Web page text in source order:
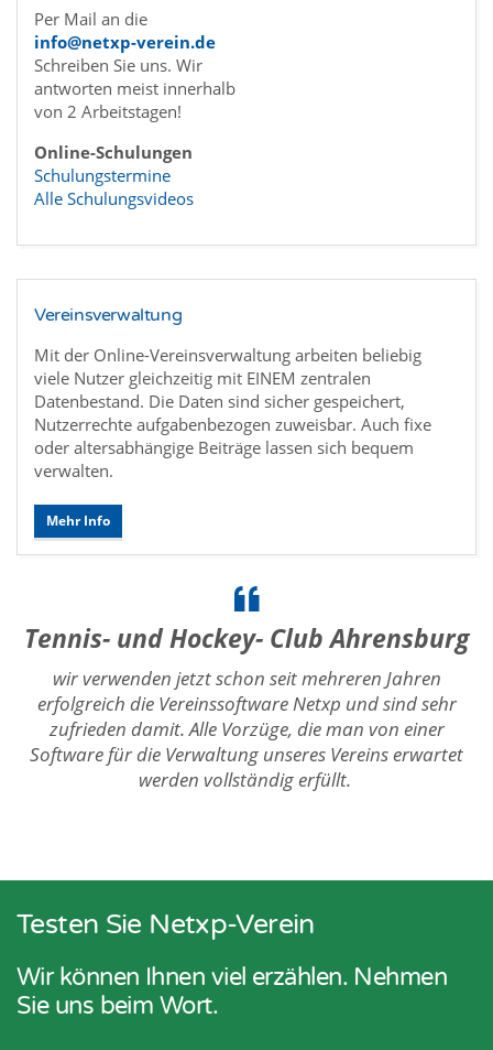
Per Mail an die
info@netxp-verein.de
Schreiben Sie uns. Wir
antworten meist innerhalb
von 2 Arbeitstagen!
Online-Schulungen
Schulungstermine
Alle Schulungsvideos
Vereinsverwaltung
Mit der Online-Vereinsverwaltung arbeiten beliebig
viele Nutzer gleichzeitig mit EINEM zentralen
Datenbestand. Die Daten sind sicher gespeichert,
Nutzerrechte aufgabenbezogen zuweisbar. Auch fixe
oder altersabhängige Beiträge lassen sich bequem
verwalten.
Mehr Info
Tennis- und Hockey- Club Ahrensburg
wir verwenden jetzt schon seit mehreren Jahren
erfolgreich die Vereinssoftware Netxp und sind sehr
zufrieden damit. Alle Vorzüge, die man von einer
Software für die Verwaltung unseres Vereins erwartet
werden vollständig erfüllt.
Testen Sie Netxp-Verein
Wir können Ihnen viel erzählen. Nehmen
Sie uns beim Wort.